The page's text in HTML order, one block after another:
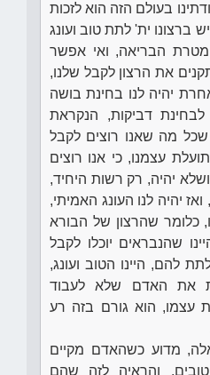
בעולם הזה הוא לזכות
ברצונו ית' לתת טוב ועונג
הבריאה, ואי אפשר
את הרצון לקבל שלנו,
יהיה לנו בחינת בושה
לבחינת דביקות, הנקראת
מה שאנו רוצים לקבל
עצמנו, כי אנו רוצים
יהיה, רק רשות היחיד,
יהיה לנו העונג האמיתי,
כלומר שהרצון של הבורא
שהנבראים יוכלו לקבל
להם, היינו הטוב ועונג,
את האדם שלא לעבוד
עצמו, הוא גורם בזה רע
מדוע כשהאדם מקיים
והראיה לזה שהם